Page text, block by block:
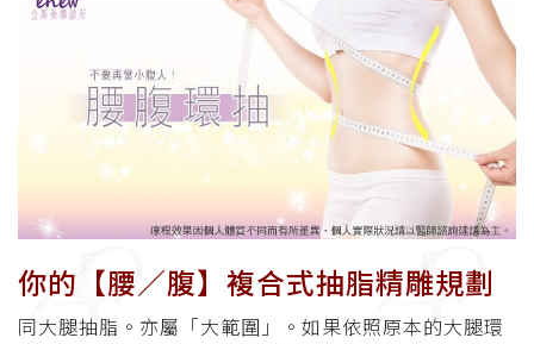
你的【腰／腹】複合式抽脂精雕規劃
同大腿抽脂。亦屬「大範圍」。如果依照原本的大腿環